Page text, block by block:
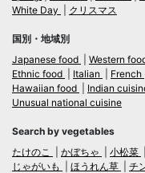
White Day
クリスマス
国別・地域別
Japanese food
Western
Ethnic food
Italian French
Hawaiian food
Indian
Unusual national cuisine
Search by vegetables
たけのこ
かぼちゃ 小松菜
じゃがいも
ほうれん草 チ